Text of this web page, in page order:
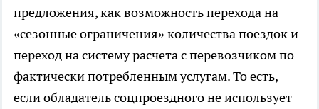
предложения, как возможность перехода на
«сезонные ограничения» количества поездок и
переход на систему расчета с перевозчиком по
фактически потребленным услугам. То есть,
если обладатель соцпроездного не использует